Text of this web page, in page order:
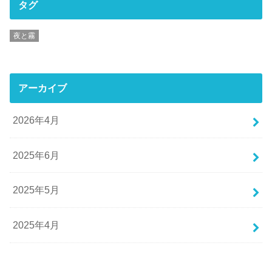
タグ
夜と霧
アーカイブ
2026年4月
2025年6月
2025年5月
2025年4月